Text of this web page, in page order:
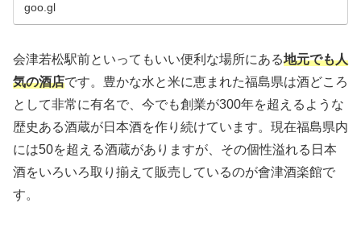
goo.gl
会津若松駅前といってもいい便利な場所にある地元でも人
気の酒店です。豊かな水と米に恵まれた福島県は酒どころ
として非常に有名で、今でも創業が300年を超えるような
歴史ある酒蔵が日本酒を作り続けています。現在福島県内
には50を超える酒蔵がありますが、その個性溢れる日本
酒をいろいろ取り揃えて販売しているのが會津酒楽館で
す。